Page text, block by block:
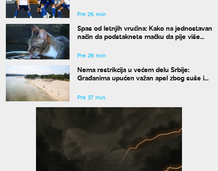
Pre 26 min
Spas od letnjih vrućina: Kako na jednostavan
način da podstaknete mačku da pije više
Pre 28 min
Nema restrikcija u većem delu Srbije:
Građanima upućen važan apel zbog suše i
Pre 37 min